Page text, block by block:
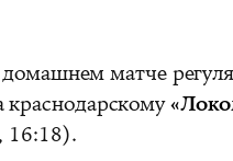
матче
16:18).